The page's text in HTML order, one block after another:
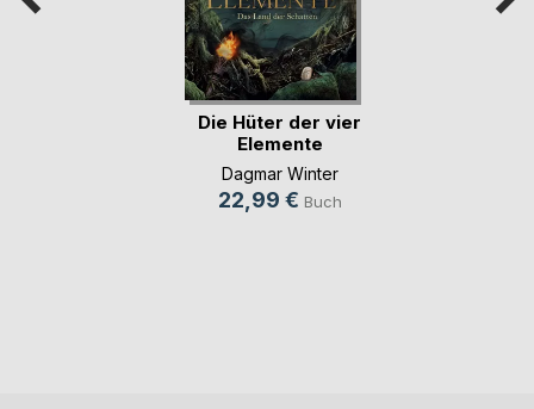
Die Hüter der vier
Elemente
Dagmar Winter
22,99 € Buch